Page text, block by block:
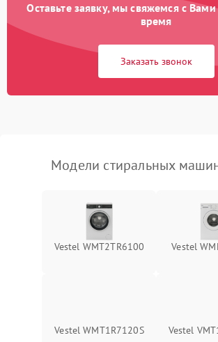
Оставьте заявку, мы свяжемся с
время
Заказать звонок
Модели стиральных
Vestel WMT2TR6100 Vestel
Vestel WMT1R7120S Vestel